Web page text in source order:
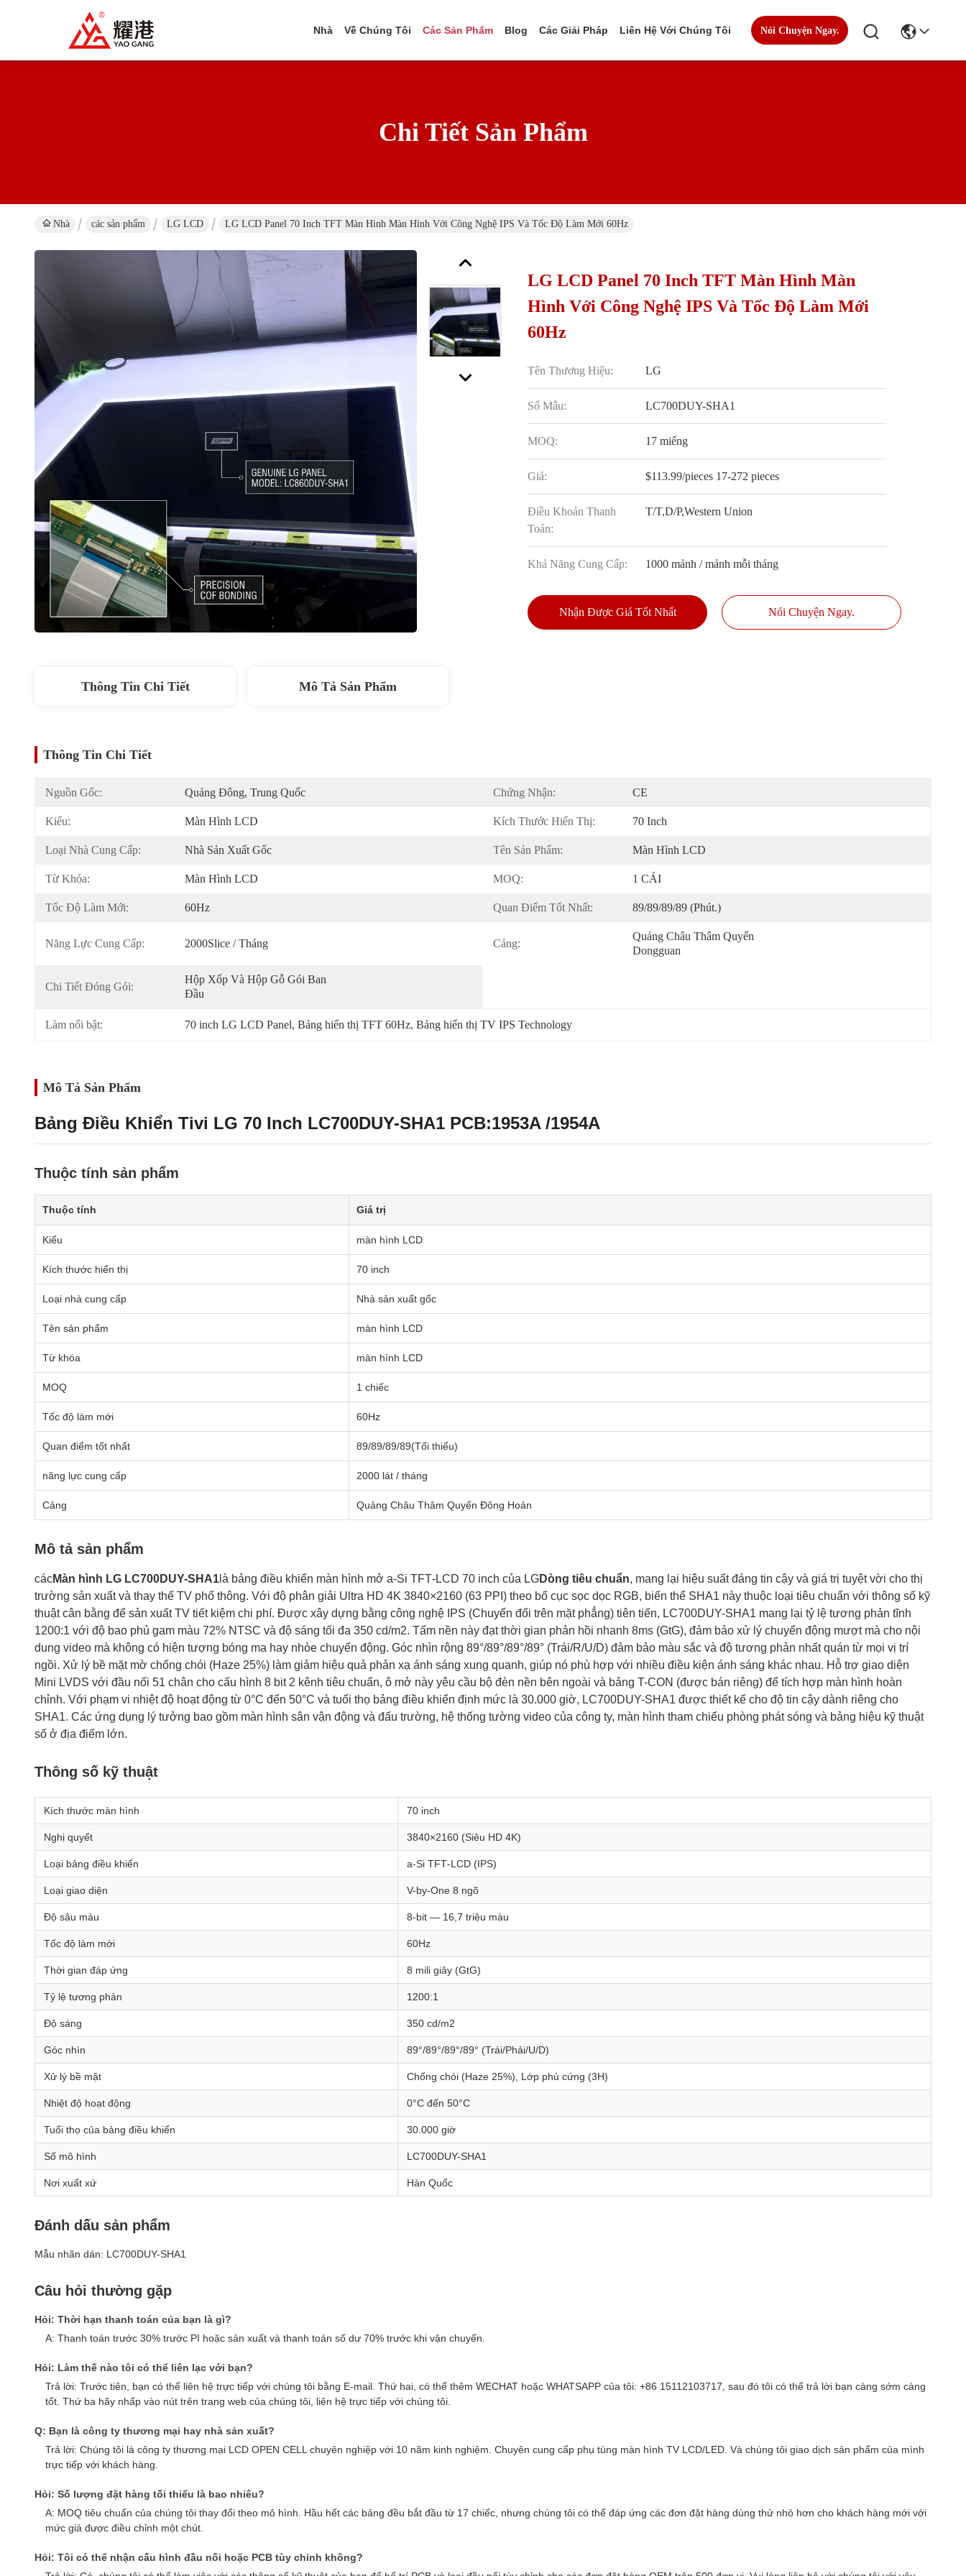
Nhà Về Chúng Tôi Các Sản Phẩm Blog Các Giải Pháp Liên Hệ Với Chúng Tôi Nói Chuyện Ngay.
Chi Tiết Sản Phẩm
Nhà các sản phẩm LG LCD LG LCD Panel 70 Inch TFT Màn Hình Màn Hình Với Công Nghệ IPS Và Tốc Độ Làm Mới 60Hz
LG LCD Panel 70 Inch TFT Màn Hình Màn
Hình Với Công Nghệ IPS Và Tốc Độ Làm Mới
60Hz
Tên Thương Hiệu: LG
Số Mẫu: LC700DUY-SHA1
MOQ: 17 miếng
Giá: $113.99/pieces 17-272 pieces
Điều Khoản Thanh
Toán:
T/T,D/P,Western Union
Khả Năng Cung Cấp: 1000 mảnh / mảnh mỗi tháng
Nhận Được Giá Tốt Nhất Nói Chuyện Ngay.
Thông Tin Chi Tiết Mô Tả Sản Phẩm
Thông Tin Chi Tiết
Nguồn Gốc: Quảng Đông, Trung Quốc Chứng Nhận: CE
Kiểu: Màn Hình LCD Kích Thước Hiển Thị: 70 Inch
Loại Nhà Cung Cấp: Nhà Sản Xuất Gốc Tên Sản Phẩm: Màn Hình LCD
Từ Khóa: Màn Hình LCD MOQ: 1 CÁI
Tốc Độ Làm Mới: 60Hz Quan Điểm Tốt Nhất: 89/89/89/89 (phút.)
Năng Lực Cung Cấp: 2000Slice / Tháng Cảng:
Quảng Châu Thâm Quyến
Dongguan
Chi Tiết Đóng Gói:
Hộp Xốp Và Hộp Gỗ Gói Ban
Đầu
Làm nổi bật: 70 inch LG LCD Panel, Bảng hiển thị TFT 60Hz, Bảng hiển thị TV IPS Technology
Mô Tả Sản Phẩm
Bảng Điều Khiển Tivi LG 70 Inch LC700DUY-SHA1 PCB:1953A /1954A
Thuộc tính sản phẩm
Thuộc tính Giá trị
Kiểu màn hình LCD
Kích thước hiển thị 70 inch
Loại nhà cung cấp Nhà sản xuất gốc
Tên sản phẩm màn hình LCD
Từ khóa màn hình LCD
MOQ 1 chiếc
Tốc độ làm mới 60Hz
Quan điểm tốt nhất 89/89/89/89(Tối thiểu)
năng lực cung cấp 2000 lát / tháng
Cảng Quảng Châu Thâm Quyến Đông Hoản
Mô tả sản phẩm
cácMàn hình LG LC700DUY-SHA1 là bảng điều khiển màn hình mở a‑Si TFT‑LCD 70 inch của LGDòng tiêu chuẩn, mang lại hiệu suất đáng tin cậy và giá trị tuyệt vời cho thị
trường sản xuất và thay thế TV phổ thông. Với độ phân giải Ultra HD 4K 3840×2160 (63 PPI) theo bố cục sọc dọc RGB, biến thể SHA1 này thuộc loại tiêu chuẩn với thông số kỹ
thuật cân bằng để sản xuất TV tiết kiệm chi phí. Được xây dựng bằng công nghệ IPS (Chuyển đổi trên mặt phẳng) tiên tiến, LC700DUY-SHA1 mang lại tỷ lệ tương phản tĩnh
1200:1 với độ bao phủ gam màu 72% NTSC và độ sáng tối đa 350 cd/m2. Tấm nền này đạt thời gian phản hồi nhanh 8ms (GtG), đảm bảo xử lý chuyển động mượt mà cho nội
dung video mà không có hiện tượng bóng ma hay nhòe chuyển động. Góc nhìn rộng 89°/89°/89°/89° (Trái/R/U/D) đảm bảo màu sắc và độ tương phản nhất quán từ mọi vị trí
ngồi. Xử lý bề mặt mờ chống chói (Haze 25%) làm giảm hiệu quả phản xạ ánh sáng xung quanh, giúp nó phù hợp với nhiều điều kiện ánh sáng khác nhau. Hỗ trợ giao diện
Mini LVDS với đầu nối 51 chân cho cấu hình 8 bit 2 kênh tiêu chuẩn, ô mở này yêu cầu bộ đèn nền bên ngoài và bảng T-CON (được bán riêng) để tích hợp màn hình hoàn
chỉnh. Với phạm vi nhiệt độ hoạt động từ 0°C đến 50°C và tuổi thọ bảng điều khiển định mức là 30.000 giờ, LC700DUY-SHA1 được thiết kế cho độ tin cậy dành riêng cho
SHA1. Các ứng dụng lý tưởng bao gồm màn hình sân vận động và đấu trường, hệ thống tường video của công ty, màn hình tham chiếu phòng phát sóng và bảng hiệu kỹ thuật
số ở địa điểm lớn.
Thông số kỹ thuật
Kích thước màn hình 70 inch
Nghị quyết 3840×2160 (Siêu HD 4K)
Loại bảng điều khiển a‑Si TFT‑LCD (IPS)
Loại giao diện V-by-One 8 ngõ
Độ sâu màu 8-bit — 16,7 triệu màu
Tốc độ làm mới 60Hz
Thời gian đáp ứng 8 mili giây (GtG)
Tỷ lệ tương phản 1200:1
Độ sáng 350 cd/m2
Góc nhìn 89°/89°/89°/89° (Trái/Phải/U/D)
Xử lý bề mặt Chống chói (Haze 25%), Lớp phủ cứng (3H)
Nhiệt độ hoạt động 0°C đến 50°C
Tuổi thọ của bảng điều khiển 30.000 giờ
Số mô hình LC700DUY-SHA1
Nơi xuất xứ Hàn Quốc
Đánh dấu sản phẩm
Mẫu nhãn dán: LC700DUY-SHA1
Câu hỏi thường gặp
Hỏi: Thời hạn thanh toán của bạn là gì?
A: Thanh toán trước 30% trước PI hoặc sản xuất và thanh toán số dư 70% trước khi vận chuyển.
Hỏi: Làm thế nào tôi có thể liên lạc với bạn?
Trả lời: Trước tiên, bạn có thể liên hệ trực tiếp với chúng tôi bằng E-mail. Thứ hai, có thể thêm WECHAT hoặc WHATSAPP của tôi: +86 15112103717, sau đó tôi có thể trả lời bạn càng sớm càng
tốt. Thứ ba hãy nhấp vào nút trên trang web của chúng tôi, liên hệ trực tiếp với chúng tôi.
Q: Bạn là công ty thương mại hay nhà sản xuất?
Trả lời: Chúng tôi là công ty thương mại LCD OPEN CELL chuyên nghiệp với 10 năm kinh nghiệm. Chuyên cung cấp phụ tùng màn hình TV LCD/LED. Và chúng tôi giao dịch sản phẩm của mình
trực tiếp với khách hàng.
Hỏi: Số lượng đặt hàng tối thiểu là bao nhiêu?
A: MOQ tiêu chuẩn của chúng tôi thay đổi theo mô hình. Hầu hết các bảng đều bắt đầu từ 17 chiếc, nhưng chúng tôi có thể đáp ứng các đơn đặt hàng dùng thử nhỏ hơn cho khách hàng mới với
mức giá được điều chỉnh một chút.
Hỏi: Tôi có thể nhận cấu hình đầu nối hoặc PCB tùy chỉnh không?